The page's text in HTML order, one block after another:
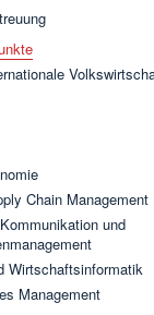
Chain Management
und
Wirtschaftsinformatik
Management